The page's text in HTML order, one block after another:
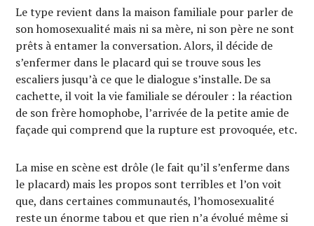
Le type revient dans la maison familiale pour parler de
son homosexualité mais ni sa mère, ni son père ne sont
prêts à entamer la conversation. Alors, il décide de
s’enfermer dans le placard qui se trouve sous les
escaliers jusqu’à ce que le dialogue s’installe. De sa
cachette, il voit la vie familiale se dérouler : la réaction
de son frère homophobe, l’arrivée de la petite amie de
façade qui comprend que la rupture est provoquée, etc.
La mise en scène est drôle (le fait qu’il s’enferme dans
le placard) mais les propos sont terribles et l’on voit
que, dans certaines communautés, l’homosexualité
reste un énorme tabou et que rien n’a évolué même si